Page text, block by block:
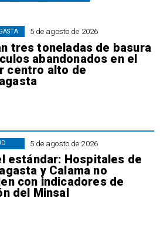
5 de agosto de 2026
tres toneladas de basura
abandonados en el
centro alto de
5 de agosto de 2026
estándar: Hospitales de
y Calama no
con indicadores de
del Minsal